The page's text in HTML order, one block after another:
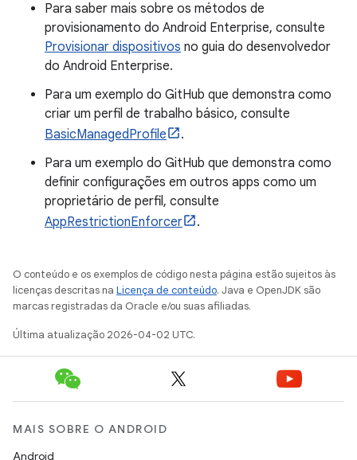
Para saber mais sobre os métodos de
provisionamento do Android Enterprise, consulte
Provisionar dispositivos no guia do desenvolvedor
do Android Enterprise.
Para um exemplo do GitHub que demonstra como
criar um perfil de trabalho básico, consulte
BasicManagedProfile
.
Para um exemplo do GitHub que demonstra como
definir configurações em outros apps como um
proprietário de perfil, consulte
AppRestrictionEnforcer
.
O conteúdo e os exemplos de código nesta página estão sujeitos às
licenças descritas na Licença de conteúdo. Java e OpenJDK são
marcas registradas da Oracle e/ou suas afiliadas.
Última atualização 2026-04-02 UTC.
MAIS SOBRE O ANDROID
Android